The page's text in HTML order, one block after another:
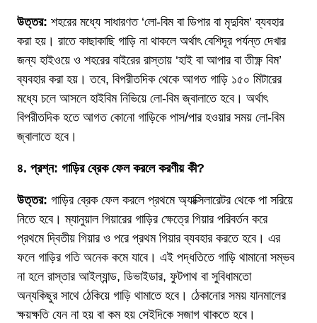
উত্তর: শহরের মধ্যে সাধারণত ‘লো-বিম বা ডিপার বা মৃদুবিম’ ব্যবহার
করা হয়। রাতে কাছাকাছি গাড়ি না থাকলে অর্থাৎ বেশিদূর পর্যন্ত দেখার
জন্য হাইওয়ে ও শহরের বাইরের রাস্তায় ‘হাই বা আপার বা তীক্ষ্ণ বিম’
ব্যবহার করা হয়। তবে, বিপরীতদিক থেকে আগত গাড়ি ১৫০ মিটারের
মধ্যে চলে আসলে হাইবিম নিভিয়ে লো-বিম জ্বালাতে হবে। অর্থাৎ
বিপরীতদিক হতে আগত কোনো গাড়িকে পাস/পার হওয়ার সময় লো-বিম
জ্বালাতে হবে।
৪. প্রশ্ন: গাড়ির ব্রেক ফেল করলে করণীয় কী?
উত্তর: গাড়ির ব্রেক ফেল করলে প্রথমে অ্যাক্সিলারেটর থেকে পা সরিয়ে
নিতে হবে। ম্যানুয়াল গিয়ারের গাড়ির ক্ষেত্রে গিয়ার পরিবর্তন করে
প্রথমে দ্বিতীয় গিয়ার ও পরে প্রথম গিয়ার ব্যবহার করতে হবে। এর
ফলে গাড়ির গতি অনেক কমে যাবে। এই পদ্ধতিতে গাড়ি থামানো সম্ভব
না হলে রাস্তার আইল্যান্ড, ডিভাইডার, ফুটপাথ বা সুবিধামতো
অন্যকিছুর সাথে ঠেকিয়ে গাড়ি থামাতে হবে। ঠেকানোর সময় যানমালের
ক্ষয়ক্ষতি যেন না হয় বা কম হয় সেইদিকে সজাগ থাকতে হবে।